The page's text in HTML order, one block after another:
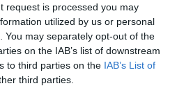
request is processed you may
utilized by us or personal
may separately opt-out of the
on the IAB’s list of downstream
to third parties on the IAB’s List of
third parties.